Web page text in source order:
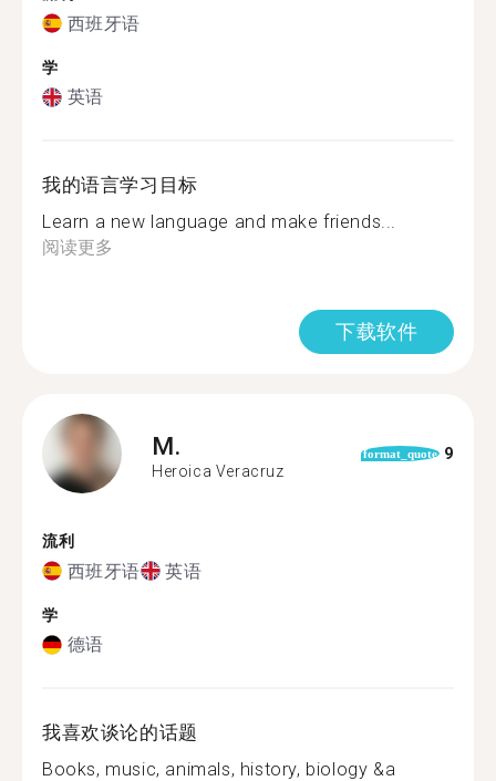
西班牙语
学
英语
我的语言学习目标
Learn a new language and make friends...
阅读更多
下载软件
M.
Heroica Veracruz
format_quote 9
流利
西班牙语 英语
学
德语
我喜欢谈论的话题
Books, music, animals, history, biology &a